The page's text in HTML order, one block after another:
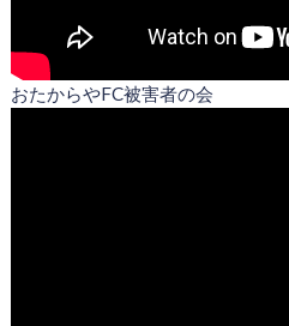
おたからやFC被害者の会